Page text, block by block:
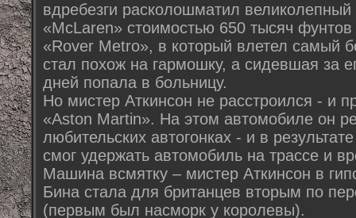
вдребезги расколошматил великолепный
«McLaren» стоимостью 650 тысяч
«Rover Metro», в который влетел самый
стал похож на гармошку, а сидевшая за
дней попала в больницу.
Но мистер Аткинсон не расстроился - и
«Aston Martin». На этом автомобиле он
любительских автогонках - и в
смог удержать автомобиль на трассе и
Машина всмятку – мистер Аткинсон в
Бина стала для британцев вторым по
(первым был насморк у королевы).